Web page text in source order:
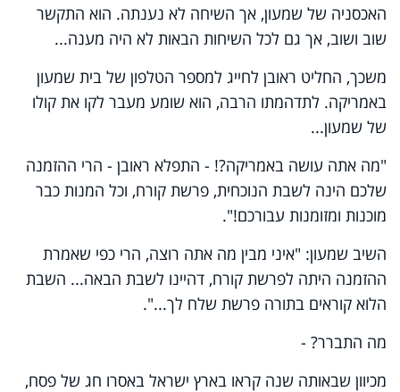
האכסניה של שמעון, אך השיחה לא נענתה. הוא התקשר
שוב ושוב, אך גם לכל השיחות הבאות לא היה מענה...
משכך, החליט ראובן לחייג למספר הטלפון של בית שמעון
באמריקה. לתדהמתו הרבה, הוא שומע מעבר לקו את קולו
של שמעון...
"מה אתה עושה באמריקה?! - התפלא ראובן - הרי ההזמנה
שלכם הינה לשבת הנוכחית, פרשת קורח, וכל המנות כבר
מוכנות ומזומנות עבורכם!".
השיב שמעון: "איני מבין מה אתה רוצה, הרי כפי שאמרת
ההזמנה היתה לפרשת קורח, דהיינו לשבת הבאה... השבת
הלוא קוראים בתורה פרשת שלח לך...".
מה התברר? -
מכיוון שבאותה שנה קראו בארץ ישראל באסרו חג של פסח,